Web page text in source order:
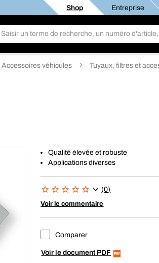
Shop Entreprise
Accessoires véhicules Tuyaux, filtres et
Qualité élevée et robuste
Applications diverses
(0)
Voir le commentaire
Comparer
Voir le document PDF